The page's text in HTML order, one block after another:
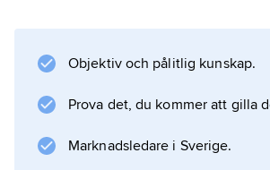
betydligt större än honor). Pälsen
lever i skogar eller buskmarker,
på öppnare gräsmarker, och tar
genom ”tunnlar”
Objektiv och pålitlig kunskap.
Prova det, du kommer att gilla
Marknadsledare i Sverige.